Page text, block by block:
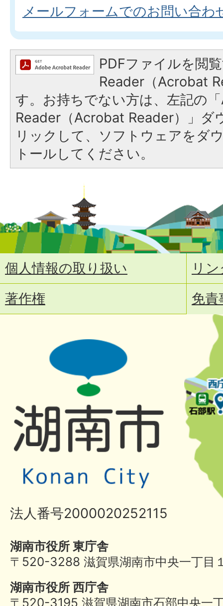
メールフォームでのお問い合わ
PDFファイルを閲
Reader（Acrobat
す。お持ちでない方は、左記の
Reader（Acrobat Reader）」ダ
リックして、ソフトウェアをダ
トールしてください。
個人情報の取り扱い
リ
著作権
免責
法人番号2000020252115
湖南市役所 東庁舎
〒520-3288 滋賀県湖南市中央一丁目
湖南市役所 西庁舎
〒520-3195 滋賀県湖南市石部中央一